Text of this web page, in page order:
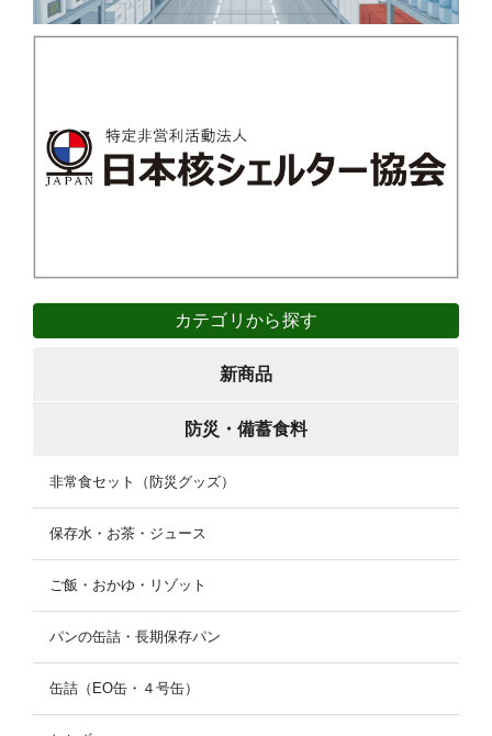
カテゴリから探す
新商品
防災・備蓄食料
非常食セット（防災グッズ）
保存水・お茶・ジュース
ご飯・おかゆ・リゾット
パンの缶詰・長期保存パン
缶詰（EO缶・４号缶）